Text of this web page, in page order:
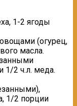
1-2 ягоды
(огурец,
масла.
1/2 ч.л. меда.
1/2 порции